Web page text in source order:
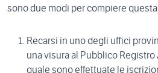
sono due modi per compiere
Recarsi in uno degli uffici
una visura al Pubblico
quale sono effettuate le